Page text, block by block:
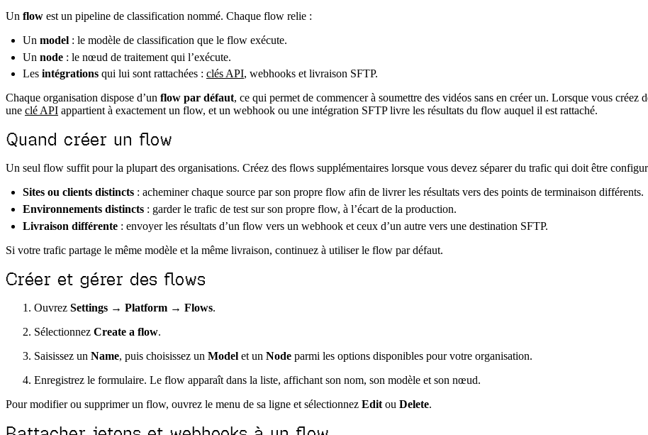
Un flow est un pipeline de classification nommé. Chaque flow relie :
Un model : le modèle de classification que le flow exécute.
Un node : le nœud de traitement qui l’exécute.
Les intégrations qui lui sont rattachées : clés API, webhooks et livraison SFTP.
Chaque organisation dispose d’un flow par défaut, ce qui permet de commencer à soumettre des vidéos sans en créer un. Lorsque vous
une clé API appartient à exactement un flow, et un webhook ou une intégration SFTP livre les résultats du flow auquel il est rattaché.
Quand créer un flow
Un seul flow suffit pour la plupart des organisations. Créez des flows supplémentaires lorsque vous devez séparer du trafic qui doit être
Sites ou clients distincts : acheminer chaque source par son propre flow afin de livrer les résultats vers des points de terminaison différents.
Environnements distincts : garder le trafic de test sur son propre flow, à l’écart de la production.
Livraison différente : envoyer les résultats d’un flow vers un webhook et ceux d’un autre vers une destination SFTP.
Si votre trafic partage le même modèle et la même livraison, continuez à utiliser le flow par défaut.
Créer et gérer des flows
Ouvrez Settings → Platform → Flows.
Sélectionnez Create a flow.
Saisissez un Name, puis choisissez un Model et un Node parmi les options disponibles pour votre organisation.
Enregistrez le formulaire. Le flow apparaît dans la liste, affichant son nom, son modèle et son nœud.
Pour modifier ou supprimer un flow, ouvrez le menu de sa ligne et sélectionnez Edit ou Delete.